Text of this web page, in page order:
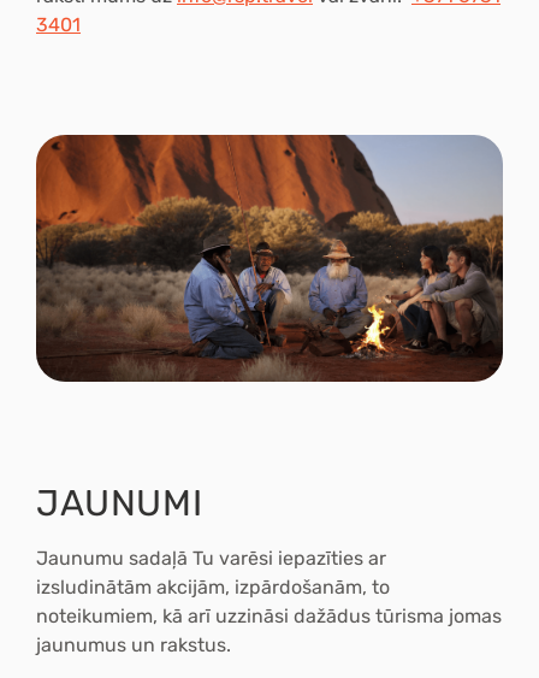
3401
JAUNUMI
Jaunumu sadaļā Tu varēsi iepazīties ar
izsludinātām akcijām, izpārdošanām, to
noteikumiem, kā arī uzzināsi dažādus tūrisma jomas
jaunumus un rakstus.